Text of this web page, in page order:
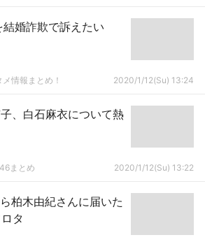
婚詐欺で訴えたい
情報まとめ！ 2020/1/12(Su) 13:24
、白石麻衣について熱
まとめ 2020/1/12(Su) 13:22
柏木由紀さんに届いた
タ